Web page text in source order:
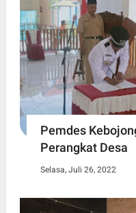
Pemdes
Perangkat Desa
Selasa, Juli 26, 2022